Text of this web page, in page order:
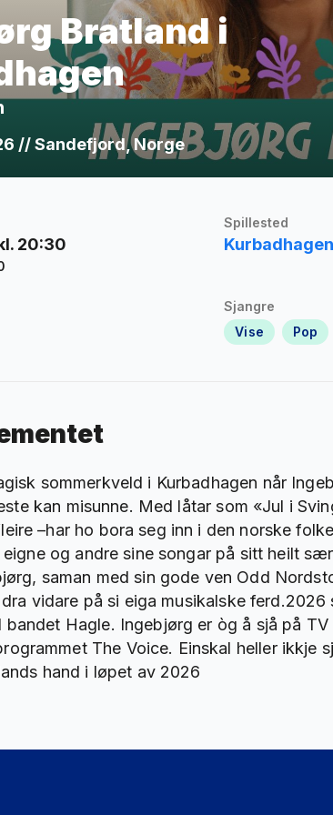
Bratland i
// Sandefjord, Norge
20:30
Spillested
Sjangre
Vise
Pop
sommerkveld i Kurbadhagen når
kan misunne. Med låtar som «Jul i
–har ho bora seg inn i den norske
og andre sine songar på sitt heilt
saman med sin gode ven Odd
vidare på si eiga musikalske
bandet Hagle. Ingebjørg er òg å sjå på
The Voice. Einskal heller ikkje
hand i løpet av 2026